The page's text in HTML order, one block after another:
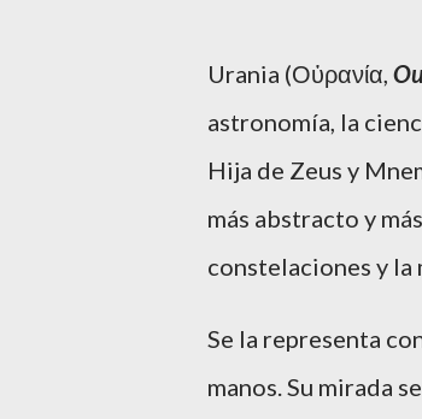
Urania (Οὐρανία,
astronomía, la
Hija de Zeus y
más abstracto y
constelaciones y la
Se la representa
manos. Su mirada